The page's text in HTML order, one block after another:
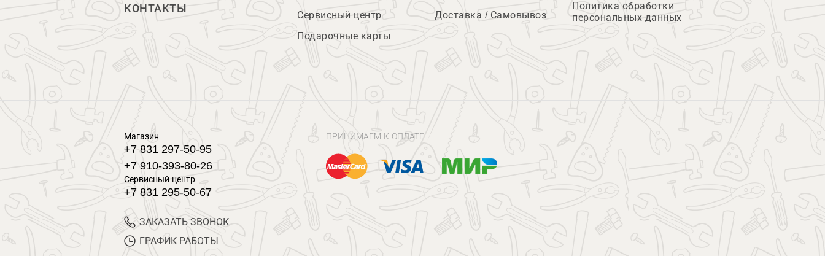
КОНТАКТЫ
Сервисный центр
Подарочные карты
Доставка / Самовывоз
Политика обработки
персональных данных
Магазин
+7 831 297-50-95
+7 910-393-80-26
Сервисный центр
+7 831 295-50-67
ЗАКАЗАТЬ ЗВОНОК
ГРАФИК РАБОТЫ
ПРИНИМАЕМ К ОПЛАТЕ